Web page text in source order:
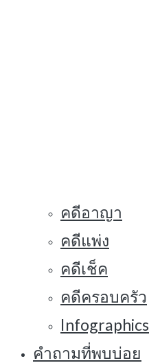
คดีอาญา
คดีแพ่ง
คดีเช็ค
คดีครอบครัว
Infographics
คำถามที่พบบ่อย